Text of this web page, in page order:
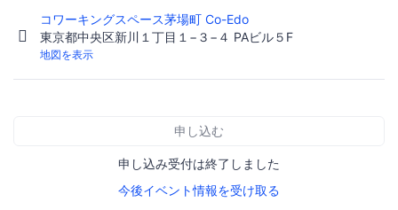
コワーキングスペース茅場町 Co-Edo
東京都中央区新川１丁目１−３−４ PAビル５F
地図を表示
申し込む
申し込み受付は終了しました
今後イベント情報を受け取る